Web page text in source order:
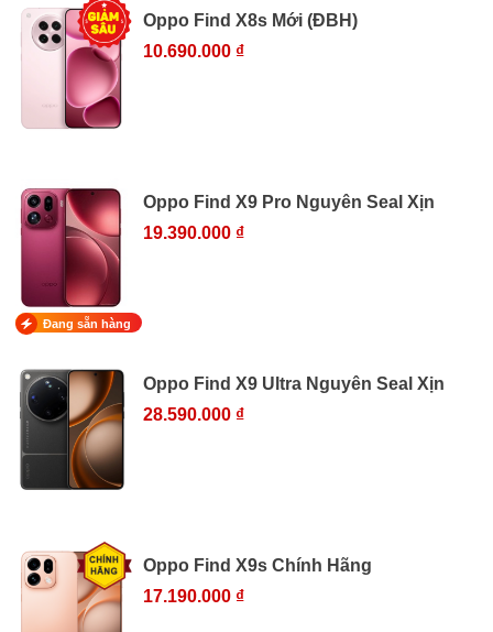
Oppo Find X8s Mới (ĐBH)
10.690.000 ₫
Oppo Find X9 Pro Nguyên Seal Xịn
19.390.000 ₫
Đang sẵn hàng
Oppo Find X9 Ultra Nguyên Seal Xịn
28.590.000 ₫
Oppo Find X9s Chính Hãng
17.190.000 ₫